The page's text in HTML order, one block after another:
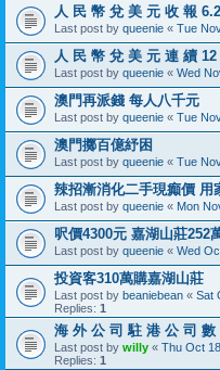
人 民 幣 兌 美 元 收 報
Last post by queenie « Tue
人 民 幣 兌 美 元 連 續
Last post by queenie « Wed
澳門再派錢 每人八千元
Last post by queenie « Tue
澳門擲百億紓困
Last post by queenie « Tue
辣招漸消化二手現癲價 用
Last post by queenie « Mon
呎價4300元 嘉湖山莊252
Last post by queenie « Wed
投資客310萬購嘉湖山莊
Last post by beaniebean « Sat
Replies: 1
海 外 公 司 駐 港 公 司 數
Last post by willy « Thu Oct
Replies: 1